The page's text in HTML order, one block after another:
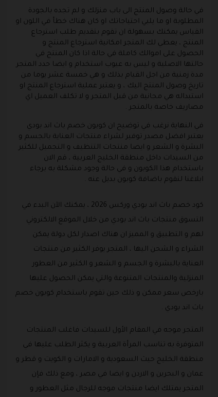
في حالة وصول المنتج الى باب منزلك و لم تجده بالجودة
المطلوبة او ما يلبي احتياجاتك او كان هناك خطأ في اللون او
القياس يمكنك بسهولة ان تقوم بتقديم طلب استرجاع
المنتج ، يعطي لك المتجر امكانية استرجاع المنتج و
الحصول على اموالك كاملة في حالة اذا كان المنتج في
حالتها الاصلية و ليس به عيوب استخدام و ايضا حدد المتجر
مدة زمنية من اجل القيام بذلك و هي خمسة عشر يوما من
تاريخ وصول المنتج اليك ، و يعتبر عملية استرجاع المنتج او
استبداله هي مجانية من قبل المتجر و لا تكلف العميل اي
مصاريف خاصة بالمتجر .
في النهاية نرغب في توضيح ان كوبون خصم باث اند بودي
يعتبر افضل مصدر توفير لشراء منتجات العناية بالجسم و
البشرة و الشعر و ايضا منتجات التنظيف و التجميل للكثير
من السيدات داخل منطقة الخليج العربية ، قم الان
باستخدام هذا الكوبون و في حالة وجود مشكلة به برجاء
ابلاغنا لنقوم باضافة كوبون بديل عنه .
كود خصم باث اند بودي وركس 2026 ، يمكنك الآن البدء في
التسوق منتجات باث اند بودي من خلال الموقع الالكتروني
لهم و التطبيق و المميز ان هناك اصدار لكل دولة يمكن
الشراء و الشحن اليها ، المتجر يوفر الكثير من منتجات
العناية بالبشرة و الجسم و الشعر و الكثير من العطور
المنزلية والمنتجات المتنوعة والتي يمكن الحصول عليها
بارخص سعر ممكن و ذلك حين تقوم باستخدام كوبون خصم
باث اند بودي .
المتجر موجه في المقام الأول للسيدات فاغلب المنتجات
المتوفرة به تناسب المرأة العربية و يكثر الطلب عليها في
منطقة الخليج حيث السعودية و الامارات و الكويت و قطر و
عمان و البحرين و الاردن و ايضا في مصر ، ومع ذلك فإن
المتجر يمتلك ايضا منتجات موجه للرجال مثل العطور و